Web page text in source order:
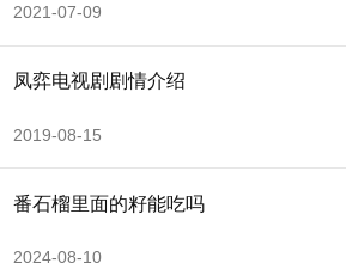
2021-07-09
凤弈电视剧剧情介绍
2019-08-15
番石榴里面的籽能吃吗
2024-08-10